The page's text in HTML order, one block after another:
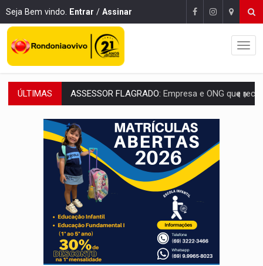
Seja Bem vindo. Entrar / Assinar
ÚLTIMAS INFLUENCIARIA ELEIÇÕES:Justiça Eleitoral manda tirar vídeo com suposta
CONEXÃO RONDONIAOVIVO:Marcio Barreto, pres. da ABAV-RO, alerta sobre golpes
DA RECICLAGEM AO SUCESSO:A trajetória de superação de
'RIO OMERÊ': MPF pede condenação do Banco do Brasil por financiar
INFRAESTRUTURA:Vilhena realiza audiência pública sobre
SEM SISTEMA: Falha afeta atendimentos na Policlínica
VÍDEO: Colisão entre motos deixa dois feridos próximo ao
SOLIDARIEDADE: Cadelinha com câncer precisa de